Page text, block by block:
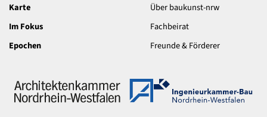
Karte
Im Fokus
Epochen
Über baukunst-nrw
Fachbeirat
Freunde & Förderer